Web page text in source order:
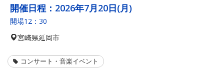
開催日程： 2026年7月20日(月)
開場12：30
宮崎県延岡市
コンサート・音楽イベント